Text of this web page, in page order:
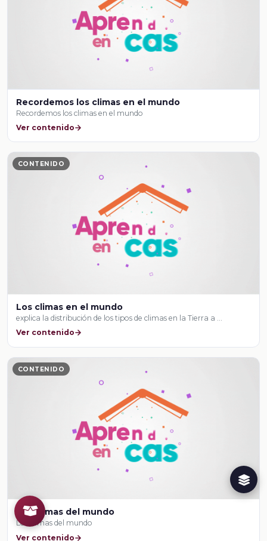
Recordemos los climas en el mundo
Recordemos los climas en el mundo
Ver contenido
CONTENIDO
Los climas en el mundo
explica la distribución de los tipos de climas en la Tierra a …
Ver contenido
CONTENIDO
Los climas del mundo
Los climas del mundo
Ver contenido